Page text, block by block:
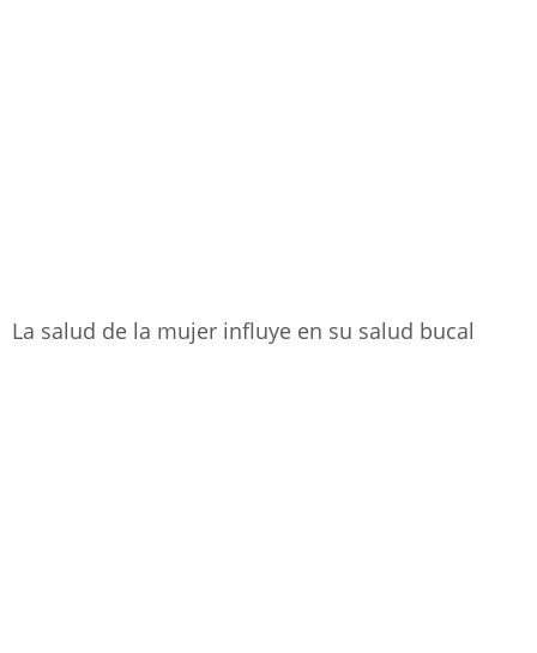
La salud de la mujer influye en su salud bucal